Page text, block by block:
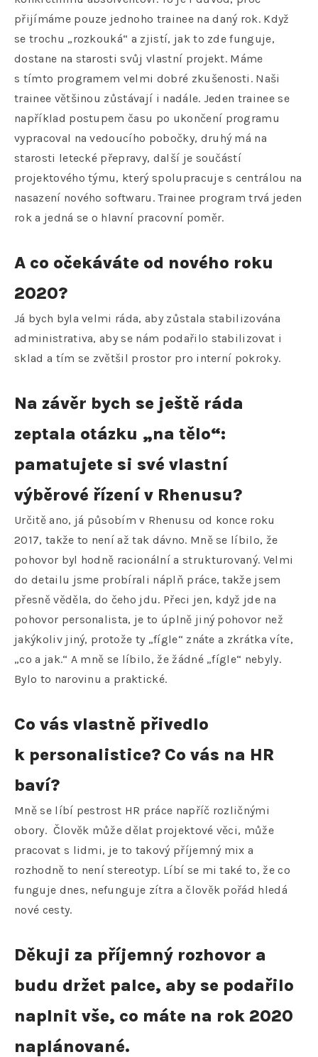
přijímáme pouze jednoho trainee na daný rok. Když
se trochu „rozkouká“ a zjistí, jak to zde funguje,
dostane na starosti svůj vlastní projekt. Máme
s tímto programem velmi dobré zkušenosti. Naši
trainee většinou zůstávají i nadále. Jeden trainee se
například postupem času po ukončení programu
vypracoval na vedoucího pobočky, druhý má na
starosti letecké přepravy, další je součástí
projektového týmu, který spolupracuje s centrálou na
nasazení nového softwaru. Trainee program trvá jeden
rok a jedná se o hlavní pracovní poměr.
A co očekáváte od nového roku
2020?
Já bych byla velmi ráda, aby zůstala stabilizována
administrativa, aby se nám podařilo stabilizovat i
sklad a tím se zvětšil prostor pro interní pokroky.
Na závěr bych se ještě ráda
zeptala otázku „na tělo“:
pamatujete si své vlastní
výběrové řízení v Rhenusu?
Určitě ano, já působím v Rhenusu od konce roku
2017, takže to není až tak dávno. Mně se líbilo, že
pohovor byl hodně racionální a strukturovaný. Velmi
do detailu jsme probírali náplň práce, takže jsem
přesně věděla, do čeho jdu. Přeci jen, když jde na
pohovor personalista, je to úplně jiný pohovor než
jakýkoliv jiný, protože ty „fígle“ znáte a zkrátka víte,
„co a jak.“ A mně se líbilo, že žádné „fígle“ nebyly.
Bylo to narovinu a praktické.
Co vás vlastně přivedlo
k personalistice? Co vás na HR
baví?
Mně se líbí pestrost HR práce napříč rozličnými
obory. Člověk může dělat projektové věci, může
pracovat s lidmi, je to takový příjemný mix a
rozhodně to není stereotyp. Líbí se mi také to, že co
funguje dnes, nefunguje zítra a člověk pořád hledá
nové cesty.
Děkuji za příjemný rozhovor a
budu držet palce, aby se podařilo
naplnit vše, co máte na rok 2020
naplánované.